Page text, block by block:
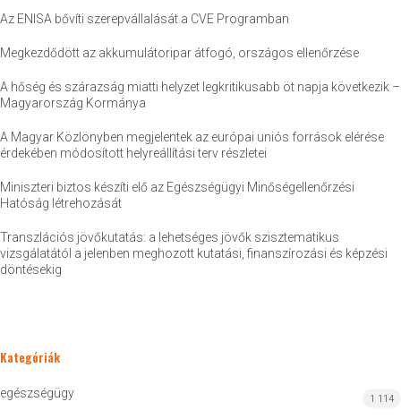
Az ENISA bővíti szerepvállalását a CVE Programban
Megkezdődött az akkumulátoripar átfogó, országos ellenőrzése
A hőség és szárazság miatti helyzet legkritikusabb öt napja következik –
Magyarország Kormánya
A Magyar Közlönyben megjelentek az európai uniós források elérése
érdekében módosított helyreállítási terv részletei
Miniszteri biztos készíti elő az Egészségügyi Minőségellenőrzési
Hatóság létrehozását
Transzlációs jövőkutatás: a lehetséges jövők szisztematikus
vizsgálatától a jelenben meghozott kutatási, finanszírozási és képzési
döntésekig
Kategóriák
egészségügy 1 114